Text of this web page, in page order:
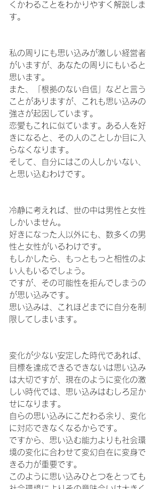
くかわることをわかりやすく解説しま
す。
私の周りにも思い込みが激しい経営者
がいますが、あなたの周りにもいると
思います。
また、「根拠のない自信」などと言う
ことがありますが、これも思い込みの
強さが起因しています。
恋愛もこれに似ています。ある人を好
きになると、その人のことしか目に入
らなくなります。
そして、自分にはこの人しかいない、
と思い込むわけです。
冷静に考えれば、世の中は男性と女性
しかいません。
好きになった人以外にも、数多くの男
性と女性がいるわけです。
もしかしたら、もっともっと相性のよ
い人もいるでしょう。
ですが、その可能性を拒んでしまうの
が思い込みです。
思い込みは、これほどまでに自分を制
限してしまいます。
変化が少ない安定した時代であれば、
目標を達成できるできないは思い込み
は大切ですが、現在のように変化の激
しい時代では、思い込みはむしろ足か
せになります。
自らの思い込みにこだわる余り、変化
に対応できなくなるからです。
ですから、思い込む能力よりも社会環
境の変化に合わせて変幻自在に変身で
きる力が重要です。
このように思い込みひとつをとっても